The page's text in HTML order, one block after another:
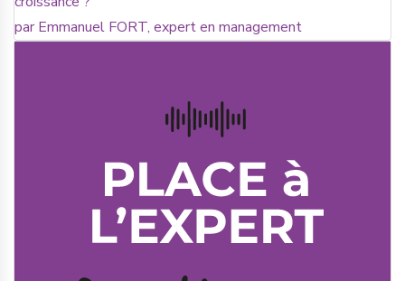
par Emmanuel FORT, expert en management